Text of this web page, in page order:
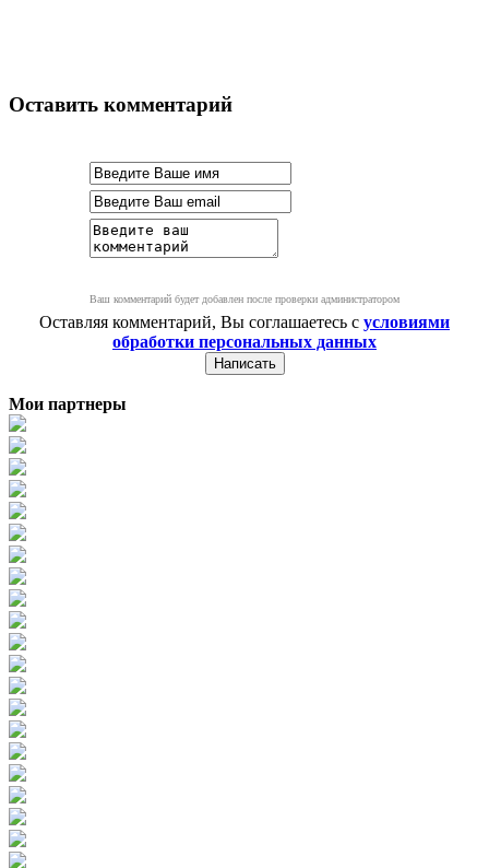
Оставить комментарий
Ваш комментарий будет добавлен после проверки администратором
Оставляя комментарий, Вы соглашаетесь с условиями
обработки персональных данных
Мои партнеры